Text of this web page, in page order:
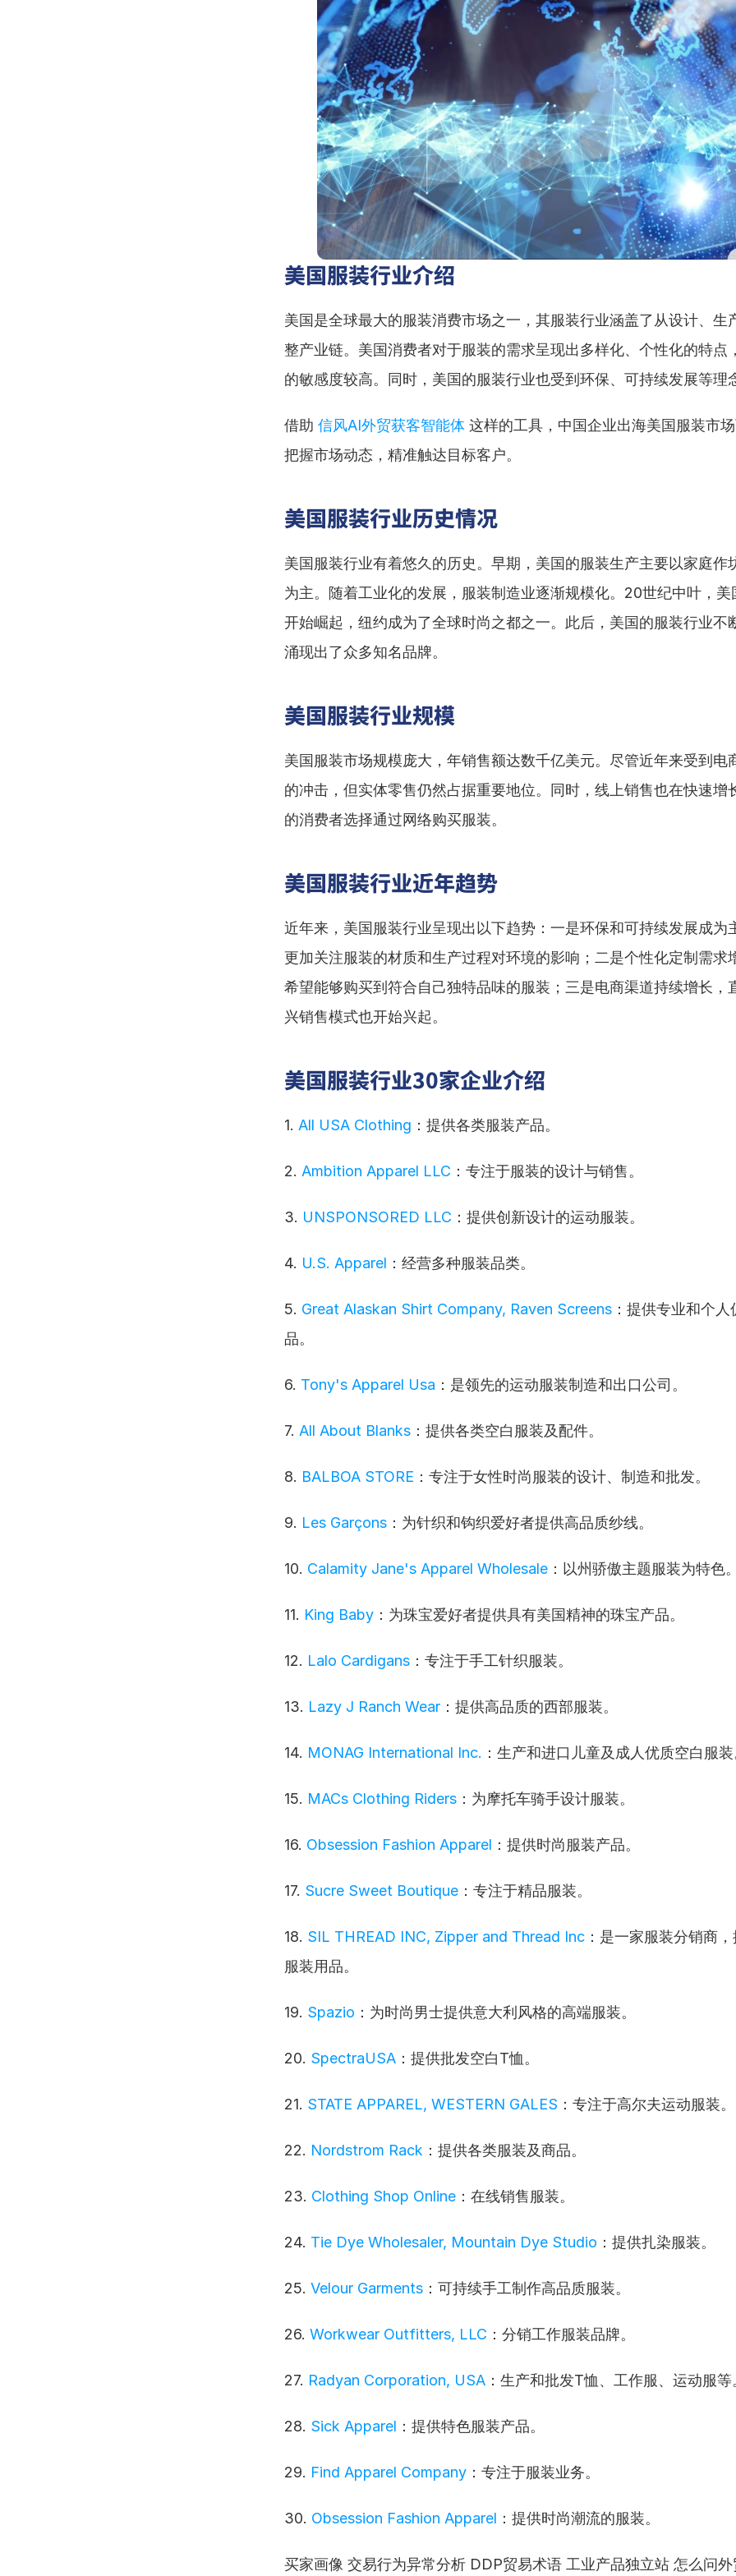
美国服装行业介绍
美国是全球最大的服装消费市场之一，其服装行业涵盖了从设计、生
整产业链。美国消费者对于服装的需求呈现出多样化、个性化的特点
的敏感度较高。同时，美国的服装行业也受到环保、可持续发展等理
借助 信风AI外贸获客智能体 这样的工具，中国企业出海美国服装市
把握市场动态，精准触达目标客户。
美国服装行业历史情况
美国服装行业有着悠久的历史。早期，美国的服装生产主要以家庭作
为主。随着工业化的发展，服装制造业逐渐规模化。20世纪中叶，美
开始崛起，纽约成为了全球时尚之都之一。此后，美国的服装行业不
涌现出了众多知名品牌。
美国服装行业规模
美国服装市场规模庞大，年销售额达数千亿美元。尽管近年来受到电
的冲击，但实体零售仍然占据重要地位。同时，线上销售也在快速增
的消费者选择通过网络购买服装。
美国服装行业近年趋势
近年来，美国服装行业呈现出以下趋势：一是环保和可持续发展成为
更加关注服装的材质和生产过程对环境的影响；二是个性化定制需求
希望能够购买到符合自己独特品味的服装；三是电商渠道持续增长，
兴销售模式也开始兴起。
美国服装行业30家企业介绍
1. All USA Clothing ：提供各类服装产品。
2. Ambition Apparel LLC ：专注于服装的设计与销售。
3. UNSPONSORED LLC ：提供创新设计的运动服装。
4. U.S. Apparel ：经营多种服装品类。
5. Great Alaskan Shirt Company, Raven Screens ：提供专业和个
品。
6. Tony's Apparel Usa ：是领先的运动服装制造和出口公司。
7. All About Blanks ：提供各类空白服装及配件。
8. BALBOA STORE ：专注于女性时尚服装的设计、制造和批发。
9. Les Garçons ：为针织和钩织爱好者提供高品质纱线。
10. Calamity Jane's Apparel Wholesale ：以州骄傲主题服装为特色。
11. King Baby ：为珠宝爱好者提供具有美国精神的珠宝产品。
12. Lalo Cardigans ：专注于手工针织服装。
13. Lazy J Ranch Wear ：提供高品质的西部服装。
14. MONAG International Inc. ：生产和进口儿童及成人优质空白服装
15. MACs Clothing Riders ：为摩托车骑手设计服装。
16. Obsession Fashion Apparel ：提供时尚服装产品。
17. Sucre Sweet Boutique ：专注于精品服装。
18. SIL THREAD INC, Zipper and Thread Inc ：是一家服装分销商
服装用品。
19. Spazio ：为时尚男士提供意大利风格的高端服装。
20. SpectraUSA ：提供批发空白T恤。
21. STATE APPAREL, WESTERN GALES ：专注于高尔夫运动服装。
22. Nordstrom Rack ：提供各类服装及商品。
23. Clothing Shop Online ：在线销售服装。
24. Tie Dye Wholesaler, Mountain Dye Studio ：提供扎染服装。
25. Velour Garments ：可持续手工制作高品质服装。
26. Workwear Outfitters, LLC ：分销工作服装品牌。
27. Radyan Corporation, USA ：生产和批发T恤、工作服、运动服等
28. Sick Apparel ：提供特色服装产品。
29. Find Apparel Company ：专注于服装业务。
30. Obsession Fashion Apparel ：提供时尚潮流的服装。
买家画像 交易行为异常分析 DDP贸易术语 工业产品独立站 怎么问